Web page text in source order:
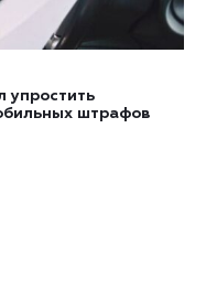
упростить
штрафов